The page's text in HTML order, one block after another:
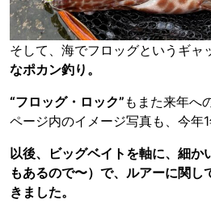
そして、海でフロッグというギャ
なポカン釣り。
“フロッグ・ロック” もまた来年へ
ページ内のイメージ写真も、今年1
以後、ビッグベイトを軸に、細か
もあるので〜）で、ルアーに関し
きました。